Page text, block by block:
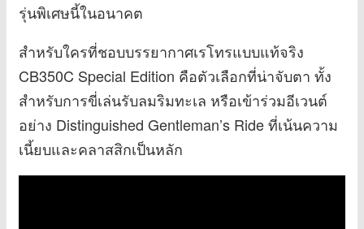
รุ่นพิเศษนี้ในอนาคต
สำหรับใครที่ชอบบรรยากาศเรโทรแบบแท้จริง
CB350C Special Edition คือตัวเลือกที่น่าจับตา ทั้ง
สำหรับการขี่เล่นรับลมริมทะเล หรือเข้าร่วมอีเวนต์
อย่าง Distinguished Gentleman’s Ride ที่เน้นความ
เนี้ยบและคลาสสิกเป็นหลัก